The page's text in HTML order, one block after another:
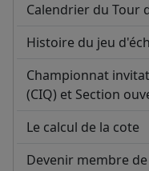
Calendrier du Tour
Histoire du jeu
Championnat
(CIQ) et Section
Le calcul de la cote
Devenir membre de